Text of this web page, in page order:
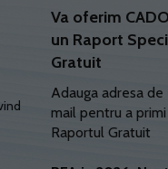
Va oferim
un Raport
Gratuit
Adauga adresa de
mail pentru a primi
Raportul Gratuit